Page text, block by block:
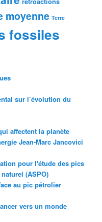
moyenne Terre
fossiles
sur l’évolution du
affectent la planète
Jean-Marc Jancovici
pour l'étude des pics
(ASPO)
au pic pétrolier
vers un monde